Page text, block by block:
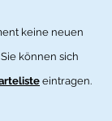
keine neuen
können sich
eintragen.